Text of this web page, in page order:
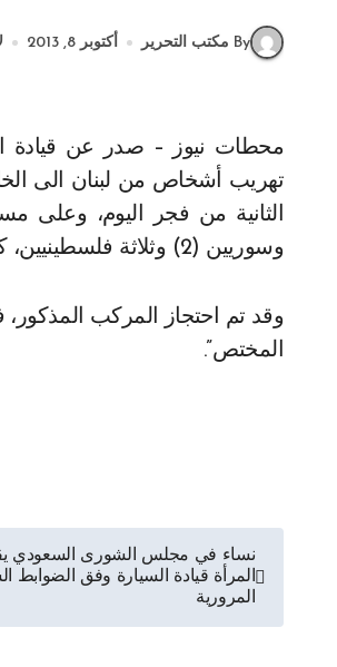
By مكتب التحرير أكتوبر 8, 2013
محطات نيوز – صدر عن قيادة الجيش – مديرية التوجيه البيان الآتي: “بنتيجة توافر معلومات حول عملية
تهريب أشخاص من لبنان الى
وسوريين (2) وثلاثة فلسطينيين، كانوا في طريق الهجرة غير الشرعية الى الخارج.
وقد تم احتجاز المركب
المختص”.
تصفّح
المقالات
نساء في مجلس الشورى السعودي
المرأة قيادة السيارة وفق الضوابط
المرورية